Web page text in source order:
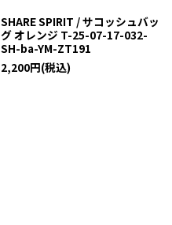
SHARE SPIRIT / サコッシュバッ
グ オレンジ T-25-07-17-032-
SH-ba-YM-ZT191
2,200円(税込)